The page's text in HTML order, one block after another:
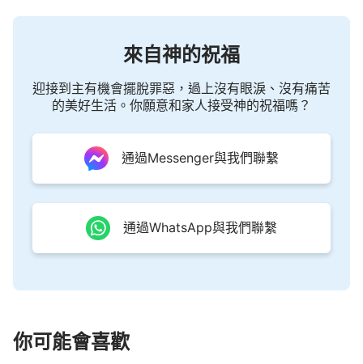
的靈體。這時的主耶穌已經超脫了肉體的限制，在門
外表的形像沒變，但其實已經成了靈體，所以當門徒
距離。主耶穌清楚他們的這些心理，也知道他們的需
要。所以主耶穌死裡復活之後向人顯現40天之久，
並且與門徒在一起吃餅吃魚，還與門徒在一起講解聖
經，就是讓他們都看見他是有骨有肉、有形有像的，
和釘十字架之前的主耶穌是一樣的，不再覺得復活的
他的存在，就能認出他來，不再疑惑，看到主耶穌確
之前的關係，他們說：「主復活了！還像以前那樣，
以前他怎麼愛我們，現在仍然怎樣愛我們，他顧念我
來自神的祝福
迎接到主有機會擺脫罪惡，過上沒有眼淚、沒有痛苦
的美好生活。你願意和家人接受神的祝福嗎？
通過Messenger與我們聯繫
通過WhatsApp與我們聯繫
你可能會喜歡